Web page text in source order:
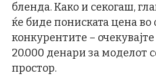
бленда. Како и секогаш,
ќе биде пониската цена во
конкурентите –
20.000 денари за моделот
простор.